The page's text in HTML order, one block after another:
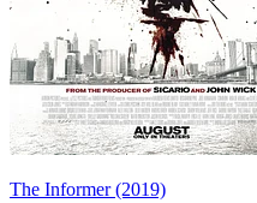
The Informer (2019)